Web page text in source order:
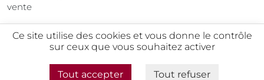
vente
Ce site utilise des cookies et vous donne le contrôle
sur ceux que vous souhaitez activer
Tout accepter Tout refuser